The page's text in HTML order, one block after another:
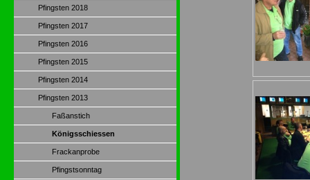
Pfingsten 2018
Pfingsten 2017
Pfingsten 2016
Pfingsten 2015
Pfingsten 2014
Pfingsten 2013
Faßanstich
Königsschiessen
Frackanprobe
Pfingstsonntag